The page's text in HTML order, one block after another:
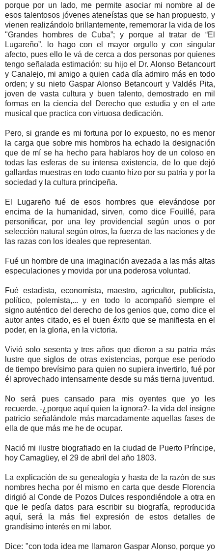
porque por un lado, me permite asociar mi nombre al de
esos talentosos jóvenes ateneístas que se han propuesto, y
vienen realizándolo brillantemente, rememorar la vida de los
"Grandes hombres de Cuba”; y porque al tratar de “El
Lugareño”, lo hago con el mayor orgullo y con singular
afecto, pues ello le vá de cerca a dos personas por quienes
tengo señalada estimación: su hijo el Dr. Alonso Betancourt
y Canalejo, mi amigo a quien cada día admiro más en todo
orden; y su nieto Gaspar Alonso Betancourt y Valdés Pita,
joven de vasta cultura y buen talento, demostrado en mil
formas en la ciencia del Derecho que estudia y en el arte
musical que practica con virtuosa dedicación.
Pero, si grande es mi fortuna por lo expuesto, no es menor
la carga que sobre mis hombros ha echado la designación
que de mí se ha hecho para hablaros hoy de un coloso en
todas las esferas de su intensa existencia, de lo que dejó
gallardas muestras en todo cuanto hizo por su patria y por la
sociedad y la cultura principeña.
El Lugareño fué de esos hombres que elevándose por
encima de la humanidad, sirven, como dice Fouillé, para
personificar, por una ley providencial según unos o por
selección natural según otros, la fuerza de las naciones y de
las razas con los ideales que representan.
Fué un hombre de una imaginación avezada a las más altas
especulaciones y movida por una poderosa voluntad.
Fué estadista, economista, maestro, agricultor, publicista,
político, polemista,... y en todo lo acompañó siempre el
signo auténtico del derecho de los genios que, como dice el
autor antes citado, es el buen éxito que se manifiesta en el
poder, en la gloria, en la victoria.
Vivió solo sesenta y tres años que dieron a su patria más
lustre que siglos de otras existencias, porque ese período
de tiempo brevísimo para quien no supiera invertirlo, fué por
él aprovechado intensamente desde su más tierna juventud.
No será pues cansado para mis oyentes que yo les
recuerde, -¿porque aquí quien la ignora?- la vida del insigne
patricio señalándole más marcadamente aquellas fases de
ella de que más me he de ocupar.
Nació mi ilustre biografiado en la ciudad de Puerto Príncipe,
hoy Camagüey, el 29 de abril del año 1803.
La explicación de su genealogía y hasta de la razón de sus
nombres hecha por él mismo en carta que desde Florencia
dirigió al Conde de Pozos Dulces respondiéndole a otra en
que le pedía datos para escribir su biografía, reproducida
aquí, será la más fiel expresión de estos detalles de
grandísimo interés en mi labor.
Dice: "con toda idea me llamaron Gaspar Alonso, porque yo